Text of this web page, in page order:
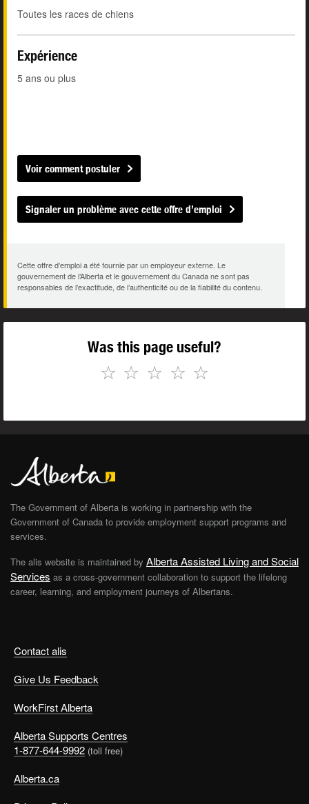
Toutes les races de chiens
Expérience
5 ans ou plus
Voir comment postuler
Signaler un problème avec cette offre d’emploi
Cette offre d’emploi a été fournie par un employeur externe. Le
gouvernement de l’Alberta et le gouvernement du Canada ne sont pas
responsables de l’exactitude, de l’authenticité ou de la fiabilité du contenu.
Was this page useful?
☆
☆
☆
☆
☆
Contact alis
Give Us Feedback
WorkFirst Alberta
Alberta Supports Centres
1-877-644-9992 (toll free)
Alberta.ca
The Government of Alberta is working in partnership with the
Government of Canada to provide employment support programs and
services.
The alis website is maintained by Alberta Assisted Living and Social
Services as a cross-government collaboration to support the lifelong
career, learning, and employment journeys of Albertans.